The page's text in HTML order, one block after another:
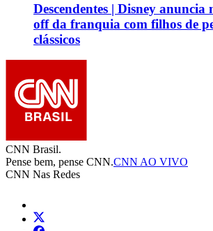
Descendentes | Disney anuncia
off da franquia com filhos de
clássicos
CNN Brasil.
Pense bem, pense CNN.CNN AO VIVO
CNN Nas Redes